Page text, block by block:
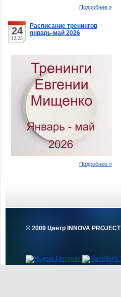
Подробнее »
Расписание тренингов
январь-май 2026
24
12.25
Подробнее »
© 2009 Центр INNOVA PROJECT